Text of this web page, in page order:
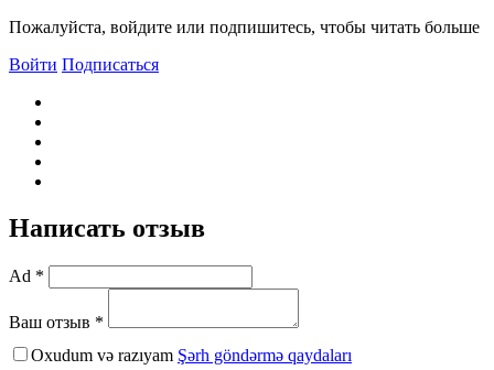
Пожалуйста, войдите или подпишитесь, чтобы читать больше
Войти Подписаться
Написать отзыв
Ad *
Ваш отзыв *
Oxudum və razıyam Şərh göndərmə qaydaları